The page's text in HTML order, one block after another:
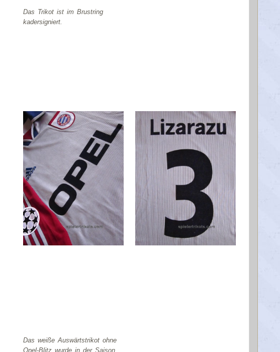
Das Trikot ist im Brustring
kadersigniert.
Das weiße Auswärtstrikot ohne
Opel-Blitz wurde in der Saison